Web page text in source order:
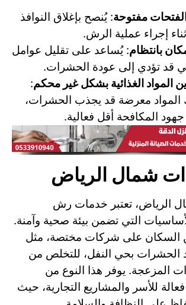
مفتوحة: يُنصح بإغلاق النوافذ
إجراء عملية الرش.
بانتظام: يُساعد على تقليل عوامل
قد تؤدي إلى عودة الحشرات.
المواد الغذائية بشكل غير محكم:
معرضة قد يجذب الحشرات،
المكافحة أقل فعالية.
شمال الرياض
الرياض، تعتبر خدمات رش
التي تضمن بيئة صحية وآمنة.
السكان على شركات مختصة، مثل
بحي النفل، للتخلص من
المزعجة. يوفر هذا النوع من
للأسر والمشاريع التجارية، حيث